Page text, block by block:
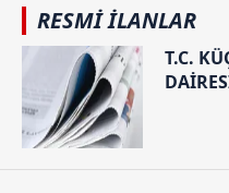
RESMİ İLANLAR
T.C.